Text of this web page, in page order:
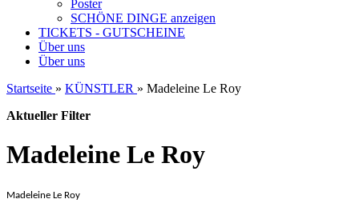
Poster
SCHÖNE DINGE anzeigen
TICKETS - GUTSCHEINE
Über uns
Über uns
Startseite » KÜNSTLER » Madeleine Le Roy
Aktueller Filter
Madeleine Le Roy
Madeleine Le Roy